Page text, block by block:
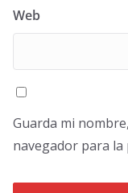
Web
Guarda mi
navegador para la